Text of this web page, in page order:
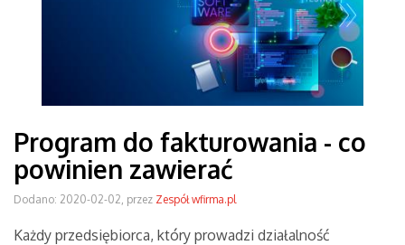
Program do fakturowania - co
powinien zawierać
Dodano: 2020-02-02, przez Zespół wfirma.pl
Każdy przedsiębiorca, który prowadzi działalność